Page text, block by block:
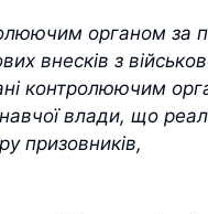
органом за
внесків з
контролюючим
влади, що
призовників,